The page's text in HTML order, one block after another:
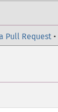
Pull Request •